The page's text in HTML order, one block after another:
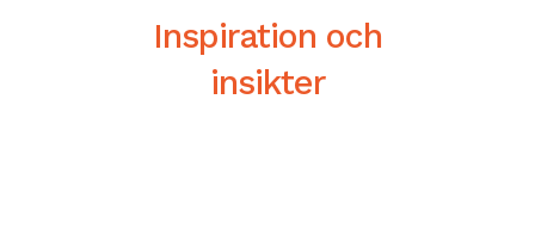
Inspiration och
insikter